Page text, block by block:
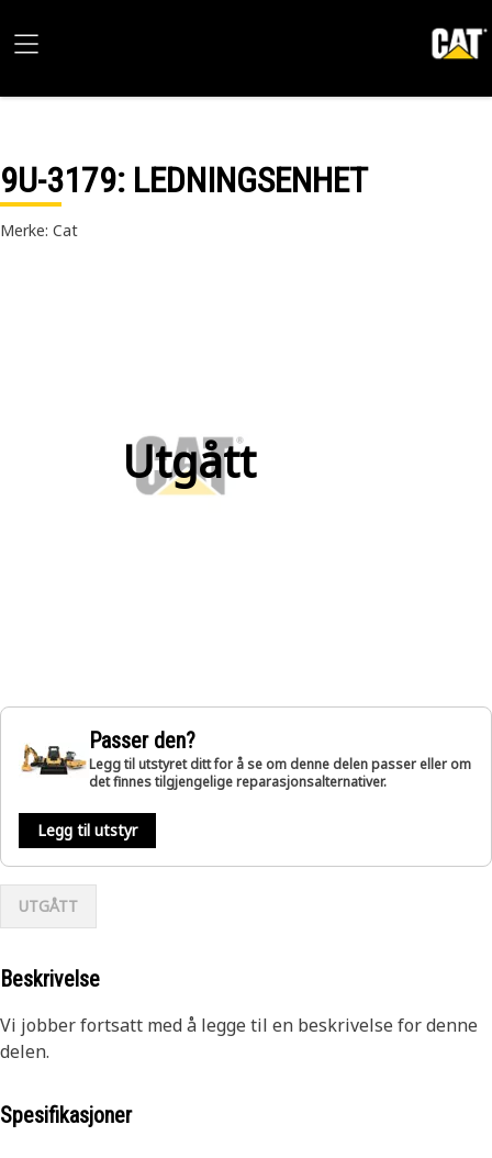
9U-3179: LEDNINGSENHET
Merke: Cat
Utgått
Passer den?
Legg til utstyret ditt for å se om denne delen passer eller om
det finnes tilgjengelige reparasjonsalternativer.
Legg til utstyr
UTGÅTT
Beskrivelse
Vi jobber fortsatt med å legge til en beskrivelse for denne
delen.
Spesifikasjoner